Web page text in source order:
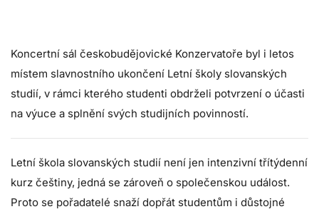
Koncertní sál českobudějovické Konzervatoře byl i letos
místem slavnostního ukončení Letní školy slovanských
studií, v rámci kterého studenti obdrželi potvrzení o účasti
na výuce a splnění svých studijních povinností.
Letní škola slovanských studií není jen intenzivní třítýdenní
kurz češtiny, jedná se zároveň o společenskou událost.
Proto se pořadatelé snaží dopřát studentům i důstojné